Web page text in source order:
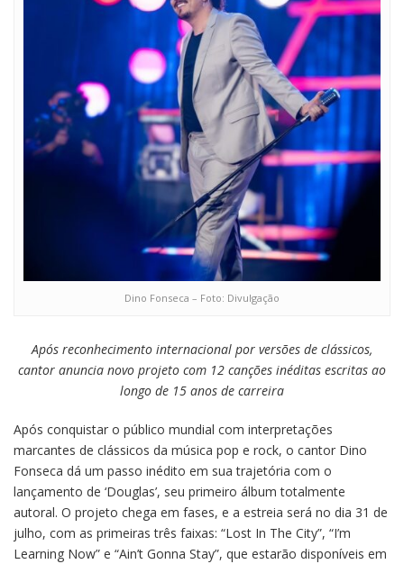
Dino Fonseca – Foto: Divulgação
Após reconhecimento internacional por versões de clássicos,
cantor anuncia novo projeto com 12 canções inéditas escritas ao
longo de 15 anos de carreira
Após conquistar o público mundial com interpretações
marcantes de clássicos da música pop e rock, o cantor Dino
Fonseca dá um passo inédito em sua trajetória com o
lançamento de ‘Douglas’, seu primeiro álbum totalmente
autoral. O projeto chega em fases, e a estreia será no dia 31 de
julho, com as primeiras três faixas: “Lost In The City”, “I’m
Learning Now” e “Ain’t Gonna Stay”, que estarão disponíveis em